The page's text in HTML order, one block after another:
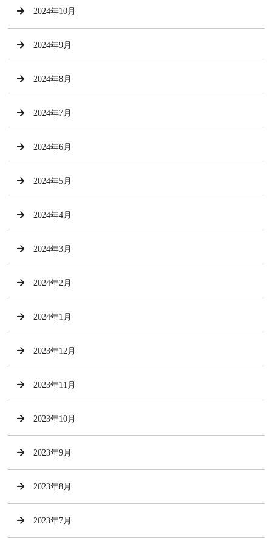
2024年10月
2024年9月
2024年8月
2024年7月
2024年6月
2024年5月
2024年4月
2024年3月
2024年2月
2024年1月
2023年12月
2023年11月
2023年10月
2023年9月
2023年8月
2023年7月